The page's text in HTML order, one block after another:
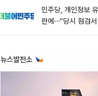
민주당, 개인정보
란에⋯“당시 점검
뉴스발전소